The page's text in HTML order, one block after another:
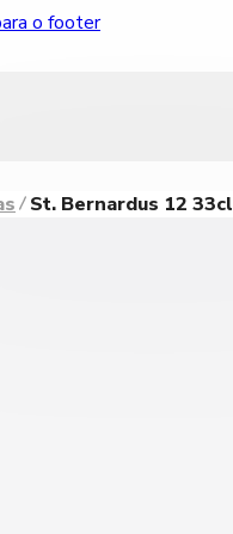
o footer
St. Bernardus 12